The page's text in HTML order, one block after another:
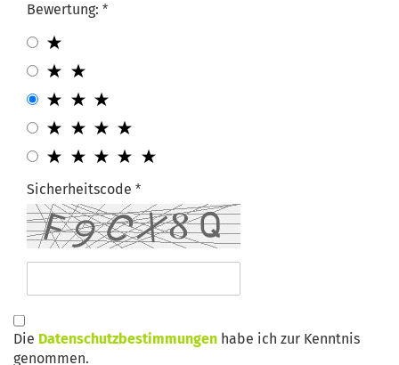
Bewertung:
Sicherheitscode
Die Datenschutzbestimmungen habe ich zur Kenntnis
genommen.